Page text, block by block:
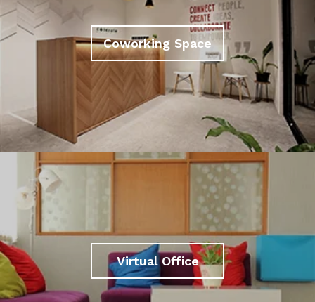
Coworking Space
Virtual Office